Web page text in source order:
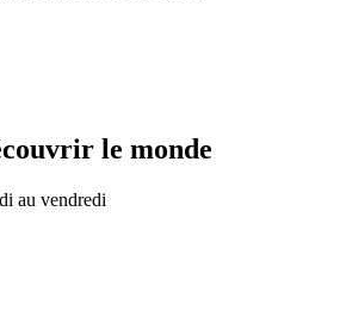
le monde
au vendredi